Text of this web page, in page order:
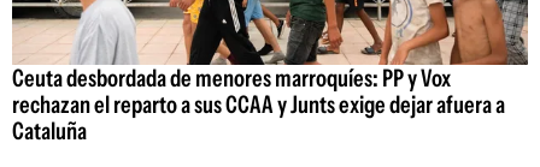
Ceuta desbordada de menores marroquíes: PP y Vox
rechazan el reparto a sus CCAA y Junts exige dejar afuera a
Cataluña